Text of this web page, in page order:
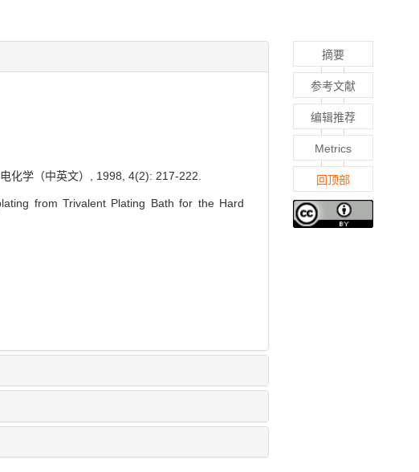
化学（中英文）, 1998, 4(2): 217-222.
from Trivalent Plating Bath for the Hard
摘要
参考文献
编辑推荐
Metrics
回顶部